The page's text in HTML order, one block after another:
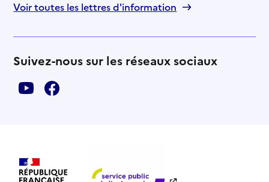
Voir toutes les lettres d'information
Suivez-nous sur les réseaux sociaux